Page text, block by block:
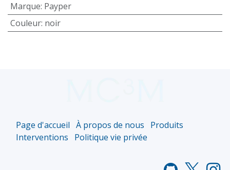
Marque: Payper
Couleur: noir
Page d'accueil À propos de nous
Produits
Interventions
Politique vie privée